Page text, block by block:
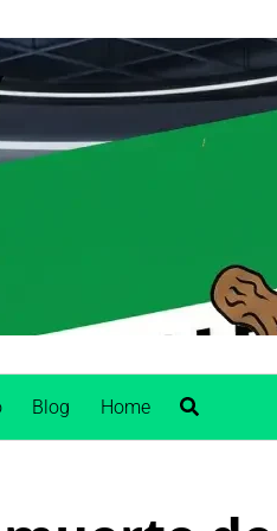
Blog Home